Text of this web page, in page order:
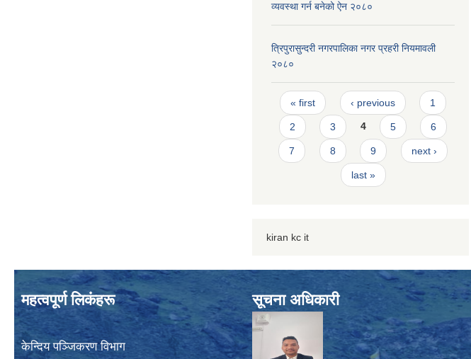
व्यवस्था गर्न बनेको ऐन २०८०
त्रिपुरासुन्दरी नगरपालिका नगर प्रहरी नियमावली
२०८०
Pages
« first ‹ previous 1
2 3 4 5 6
7 8 9 next ›
last »
kiran kc it
महत्वपूर्ण लिकंहरू
केन्दिय पञ्जिकरण विभाग
सूचना अधिकारी